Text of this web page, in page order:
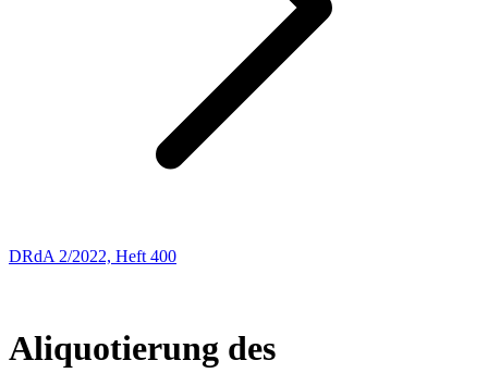
DRdA 2/2022, Heft 400
Aliquotierung des